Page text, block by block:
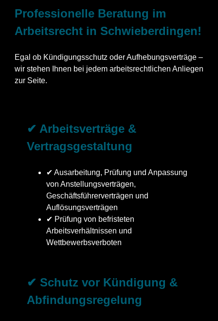
Professionelle Beratung im
Arbeitsrecht in Schwieberdingen!
Egal ob Kündigungsschutz oder Aufhebungsverträge –
wir stehen Ihnen bei jedem arbeitsrechtlichen Anliegen
zur Seite.
✔ Arbeitsverträge &
Vertragsgestaltung
✔ Ausarbeitung, Prüfung und Anpassung
von Anstellungsverträgen,
Geschäftsführerverträgen und
Auflösungsverträgen
✔ Prüfung von befristeten
Arbeitsverhältnissen und
Wettbewerbsverboten
✔ Schutz vor Kündigung &
Abfindungsregelung